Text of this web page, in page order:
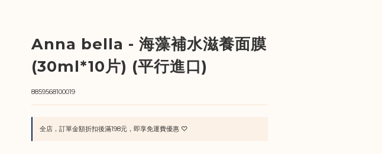
Anna bella - 海藻補水滋養面膜
(30ml*10片) (平行進口)
8859568100019
全店，訂單金額折扣後滿198元，即享免運費優惠 ♡